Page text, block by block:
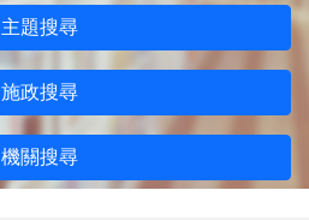
主題搜尋
施政搜尋
機關搜尋